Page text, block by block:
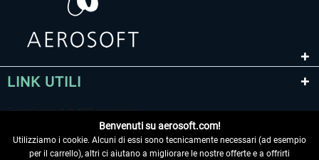
LINK UTILI
Benvenuti su aerosoft.com!
Utilizziamo i cookie. Alcuni di essi sono tecnicamente necessari (ad esempio
per il carrello), altri ci aiutano a migliorare le nostre offerte e a offrirti